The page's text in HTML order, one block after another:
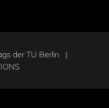
der TU Berlin |